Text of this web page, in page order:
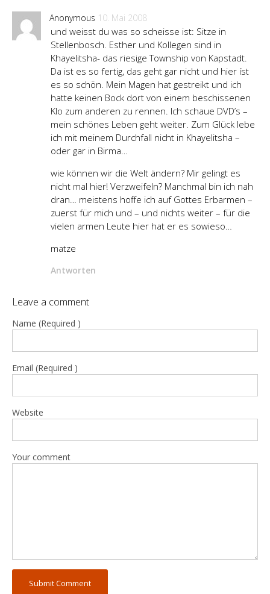
Anonymous 10. Mai 2008
und weisst du was so scheisse ist: Sitze in
Stellenbosch. Esther und Kollegen sind in
Khayelitsha- das riesige Township von Kapstadt.
Da ist es so fertig, das geht gar nicht und hier íst
es so schön. Mein Magen hat gestreikt und ich
hatte keinen Bock dort von einem beschissenen
Klo zum anderen zu rennen. Ich schaue DVD’s –
mein schönes Leben geht weiter. Zum Glück lebe
ich mit meinem Durchfall nicht in Khayelitsha –
oder gar in Birma…
wie können wir die Welt ändern? Mir gelingt es
nicht mal hier! Verzweifeln? Manchmal bin ich nah
dran… meistens hoffe ich auf Gottes Erbarmen –
zuerst für mich und – und nichts weiter – für die
vielen armen Leute hier hat er es sowieso…
matze
Antworten
Leave a comment
Name (Required )
Email (Required )
Website
Your comment